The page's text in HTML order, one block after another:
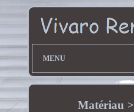
MENU
Matériau